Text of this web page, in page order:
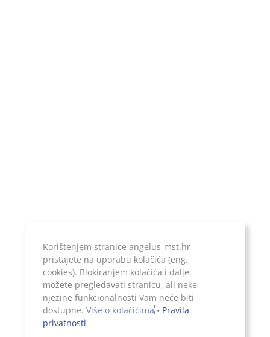
Jer ono što je zapisano, ostaje...
Korištenjem stranice angelus-mst.hr
pristajete na uporabu kolačića (eng.
cookies). Blokiranjem kolačića i dalje
možete pregledavati stranicu, ali neke
njezine funkcionalnosti Vam neće biti
dostupne.Više o kolačićima• Pravila
privatnosti